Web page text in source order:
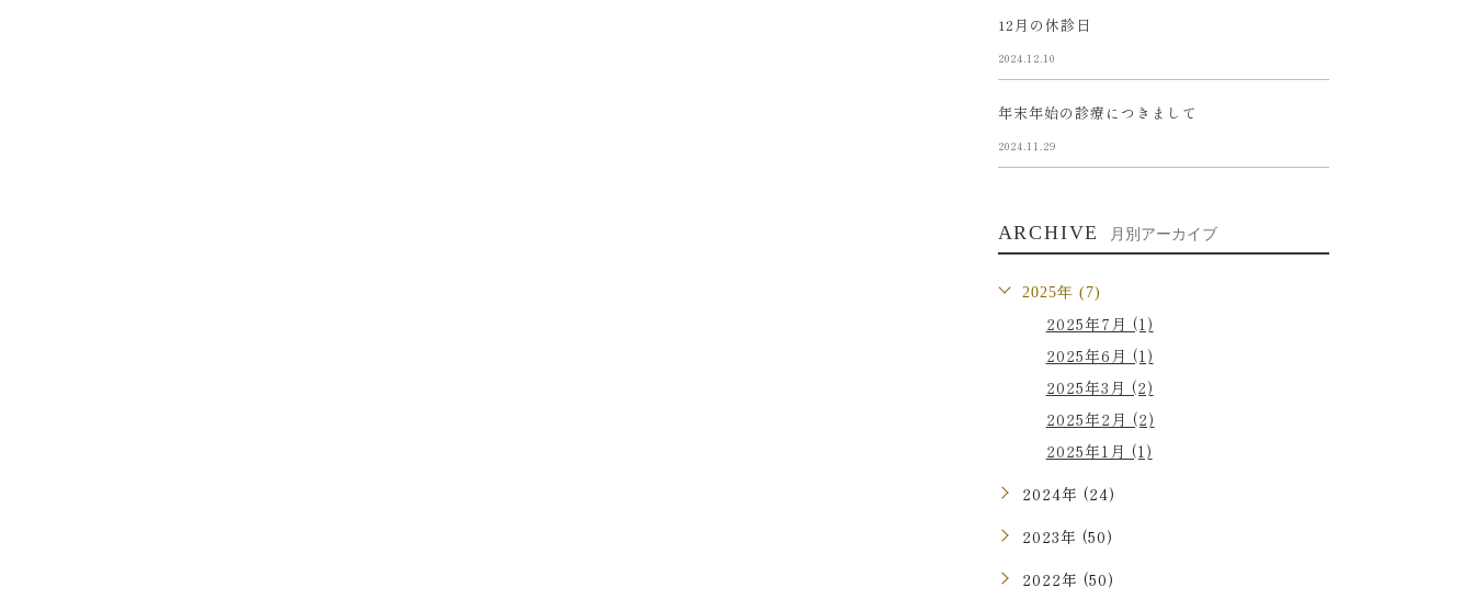
12月の休診日
2024.12.10
年末年始の診療につきまして
2024.11.29
ARCHIVE 月別アーカイブ
2025年 (7)
2025年7月 (1)
2025年6月 (1)
2025年3月 (2)
2025年2月 (2)
2025年1月 (1)
2024年 (24)
2023年 (50)
2022年 (50)